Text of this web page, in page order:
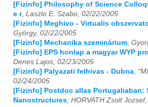
2013 01 02 03 04 05 06 07 08
2014 01 02 03 04
2015 01 02 03 04 05 06 07 08 09
2016 01 02 03 04 05 06 07 08 09
2017 02 04 05 06 07 08 10
[Fizinfo] Philosophy of Science
e r, Laszlo E. Szabo, 02/22/2005
[Fizinfo] Meghivo - Virtualis
György, 02/22/2005
[Fizinfo] Mechanika szeminárium,
[Fizinfo] EPS honlap a magyar WYP
Denes Lajos, 02/23/2005
[Fizinfo] Palyazati felhivas - Dubna,
02/24/2005
[Fizinfo] Postdoc allas Portugaliaban:
Nanostructures, HORVATH Zsolt